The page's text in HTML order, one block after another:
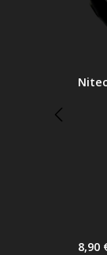
8,90